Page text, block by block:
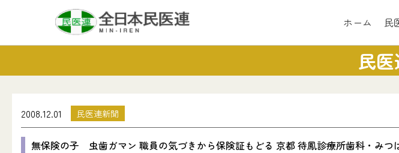
ホーム 民
民
2008.12.01 民医連新聞
無保険の子 虫歯ガマン 職員の気づきから保険証もどる 京都 待鳳診療所歯科・みつ